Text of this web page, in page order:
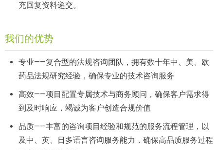
充回复资料递交。
我们的优势
专业——复合型的法规咨询团队，拥有数十年中、美、欧
药品法规研究经验，确保专业的技术咨询服务
高效——项目配置专属技术与商务顾问，确保客户需求得
到及时响应，竭诚为客户创造合规价值
品质——丰富的咨询项目经验和规范的服务流程管理，以
及中、英、日多语言咨询服务能力，确保高品质服务过程